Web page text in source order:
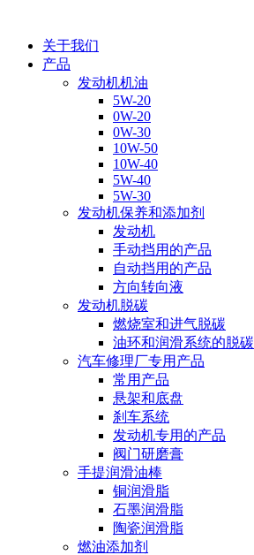
关于我们
产品
发动机机油
5W-20
0W-20
0W-30
10W-50
10W-40
5W-40
5W-30
发动机保养和添加剂
发动机
手动挡用的产品
自动挡用的产品
方向转向液
发动机脱碳
燃烧室和进气脱碳
油环和润滑系统的脱碳
汽车修理厂专用产品
常用产品
悬架和底盘
刹车系统
发动机专用的产品
阀门研磨膏
手提润滑油棒
铜润滑脂
石墨润滑脂
陶瓷润滑脂
燃油添加剂